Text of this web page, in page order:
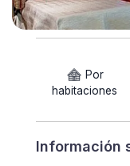
Por
habitaciones
Información